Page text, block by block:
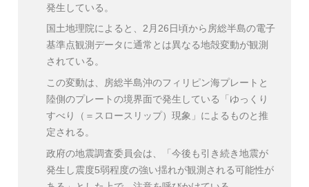
発生している。
国土地理院によると、2月26日頃から房総半島の電子
基準点観測データに通常とは異なる地殻変動が観測
されている。
この変動は、房総半島沖のフィリピン海プレートと
陸側のプレートの境界面で発生している「ゆっくり
すべり（＝スロースリップ）現象」によるものと推
定される。
政府の地震調査委員会は、「今後も引き続き地震が
発生し震度5弱程度の強い揺れが観測される可能性が